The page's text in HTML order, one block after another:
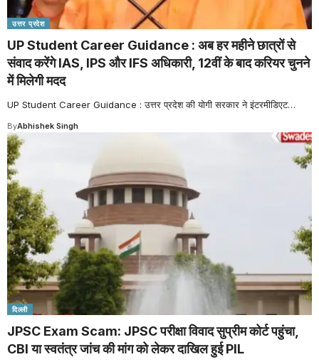
उत्तर प्रदेश
UP Student Career Guidance : अब हर महीने छात्रों से
संवाद करेंगे IAS, IPS और IFS अधिकारी, 12वीं के बाद करियर चुनने
में मिलेगी मदद
UP Student Career Guidance : उत्तर प्रदेश की योगी सरकार ने इंटरमीडिएट…
ByAbhishek Singh
दिल्ली
JPSC Exam Scam: JPSC परीक्षा विवाद सुप्रीम कोर्ट पहुंचा,
CBI या स्वतंत्र जांच की मांग को लेकर दाखिल हुई PIL